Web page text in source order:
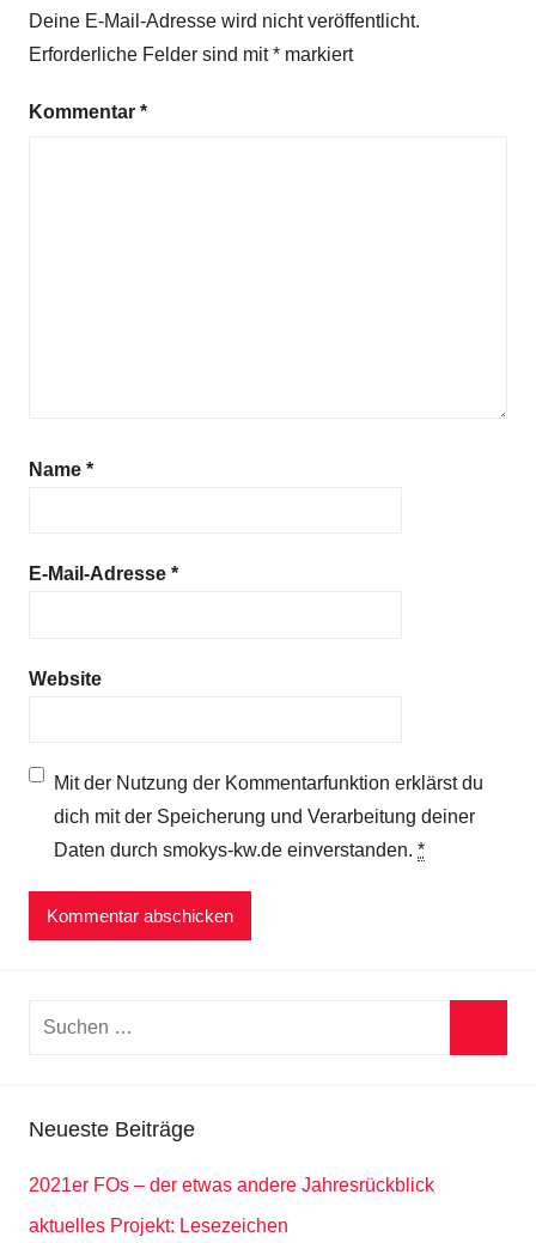
Deine E-Mail-Adresse wird nicht veröffentlicht.
Erforderliche Felder sind mit* markiert
Kommentar *
Name *
E-Mail-Adresse *
Website
Mit der Nutzung der Kommentarfunktion erklärst du
dich mit der Speicherung und Verarbeitung deiner
Daten durch smokys-kw.de einverstanden. *
Suchen
Neueste Beiträge
2021er FOs – der etwas andere Jahresrückblick
aktuelles Projekt: Lesezeichen